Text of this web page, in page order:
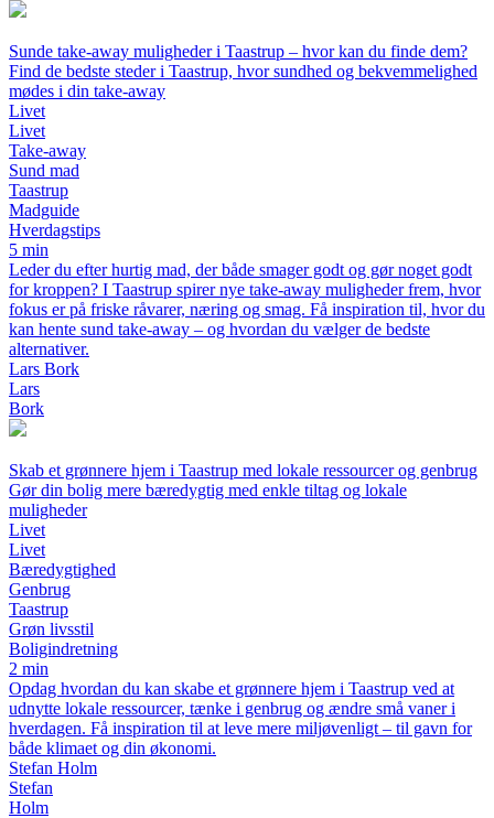
Sunde take-away muligheder i Taastrup – hvor kan du finde dem?
Find de bedste steder i Taastrup, hvor sundhed og bekvemmelighed
mødes i din take-away
Livet
Livet
Take-away
Sund mad
Taastrup
Madguide
Hverdagstips
5 min
Leder du efter hurtig mad, der både smager godt og gør noget godt
for kroppen? I Taastrup spirer nye take-away muligheder frem, hvor
fokus er på friske råvarer, næring og smag. Få inspiration til, hvor du
kan hente sund take-away – og hvordan du vælger de bedste
alternativer.
Lars Bork
Lars
Bork
Skab et grønnere hjem i Taastrup med lokale ressourcer og genbrug
Gør din bolig mere bæredygtig med enkle tiltag og lokale
muligheder
Livet
Livet
Bæredygtighed
Genbrug
Taastrup
Grøn livsstil
Boligindretning
2 min
Opdag hvordan du kan skabe et grønnere hjem i Taastrup ved at
udnytte lokale ressourcer, tænke i genbrug og ændre små vaner i
hverdagen. Få inspiration til at leve mere miljøvenligt – til gavn for
både klimaet og din økonomi.
Stefan Holm
Stefan
Holm